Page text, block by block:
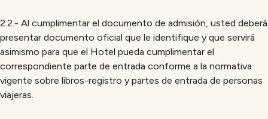
2.2.- Al cumplimentar el documento de admisión, usted deberá
presentar documento oficial que le identifique y que servirá
asimismo para que el Hotel pueda cumplimentar el
correspondiente parte de entrada conforme a la normativa
vigente sobre libros-registro y partes de entrada de personas
viajeras.